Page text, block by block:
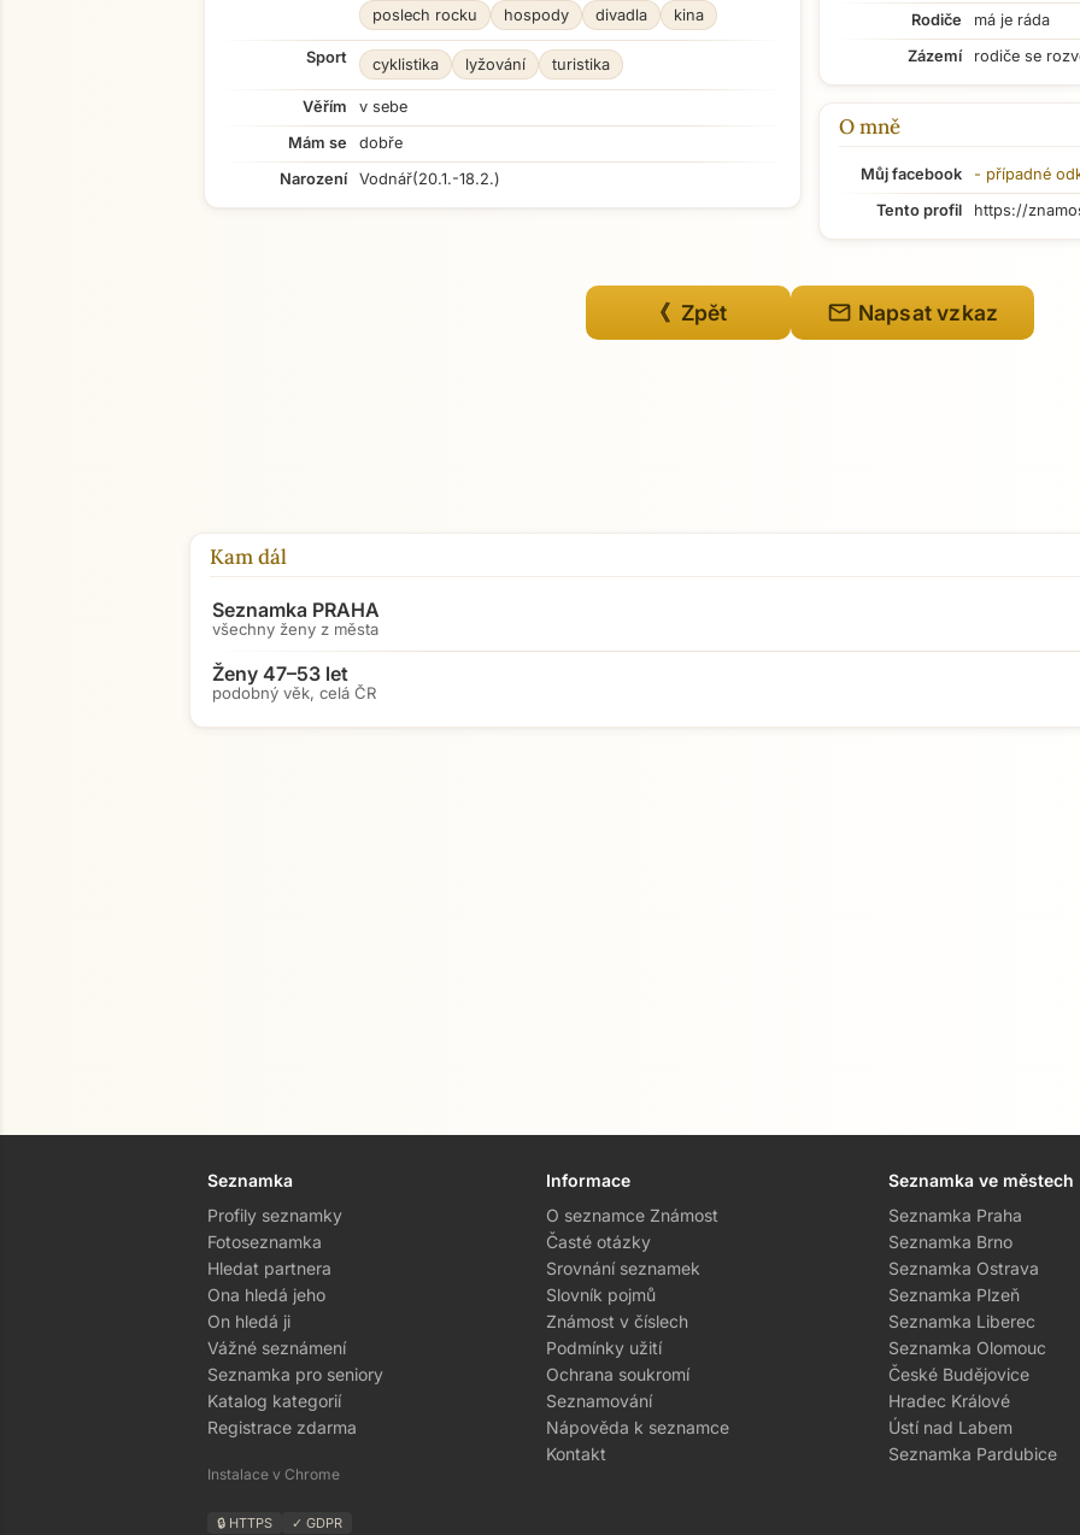
Přejít na hlavní obsah
poslech rocku
hospody divadla kina
Sport cyklistika lyžování turistika
Věřím
v sebe
Mám se
dobře
Narození
Vodnář(20.1.-18.2.)
Rodiče
má je ráda
Zázemí
rodiče se
O mně
Můj facebook - případné
Tento profil
https://
《 Zpět mail Napsat vzkaz
Kam dál
Seznamka PRAHA
všechny ženy z města
Ženy 47–53 let
podobný věk, celá ČR
Seznamka
Profily seznamky
Fotoseznamka
Hledat partnera
Ona hledá jeho
On hledá ji
Vážné seznámení
Seznamka pro seniory
Katalog kategorií
Registrace zdarma
Instalace v Chrome
🔒 HTTPS ✓ GDPR
Informace
O seznamce Známost
Časté otázky
Srovnání seznamek
Slovník pojmů
Známost v číslech
Podmínky užití
Ochrana soukromí
Seznamování
Nápověda k seznamce
Kontakt
Seznamka ve městech
Seznamka Praha
Seznamka Brno
Seznamka Ostrava
Seznamka Plzeň
Seznamka Liberec
Seznamka Olomouc
České Budějovice
Hradec Králové
Ústí nad Labem
Seznamka Pardubice